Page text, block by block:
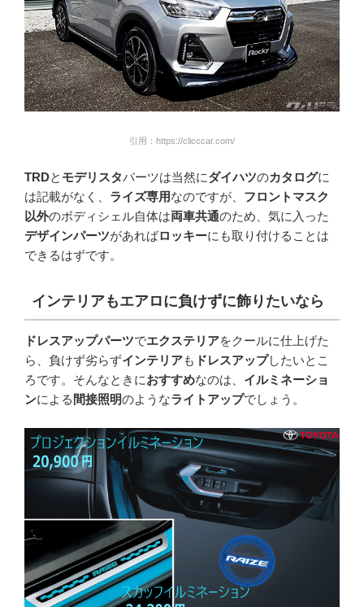
引用：https://clicccar.com/
TRDと モデリスタパーツは当然にダイハツのカタログに
は記載がなく、 ライズ専用なのですが、 フロントマスク
以外のボディシェル自体は両車共通のため、気に入った
デザインパーツがあればロッキーにも取り付けることは
できるはずです。
インテリアもエアロに負けずに飾りたいなら
ドレスアップパーツでエクステリアをクールに仕上げた
ら、負けず劣らずインテリアも ドレスアップしたいとこ
ろです。そんなときにおすすめなのは、 イルミネーショ
ンによる 間接照明のようなライトアップでしょう。